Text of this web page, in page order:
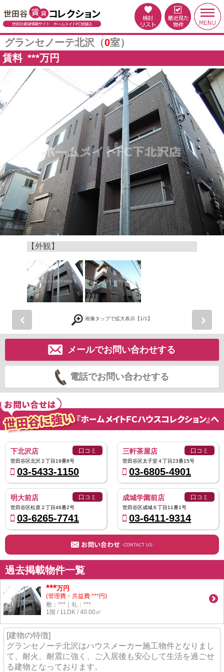
グランセノーテ北沢（0室）
賃料 ***万円
【外観】
画像タップで拡大表示【1/1】
メールでお問い合わせする
電話でお問い合わせする
下北沢店
世田谷区北沢２丁目19番8号
口コミ
03-5433-1150
三軒茶屋店
世田谷区太子堂４丁目23番15号
口コミ
03-6805-4901
明大前店
世田谷区松原２丁目46番2号
口コミ
03-6265-7741
成城学園前店
世田谷区成城６丁目11番1号
口コミ
03-6411-9314
過去掲載物件一覧
***万円
(管理費・共益費 ***円)
敷：***｜礼：***
1階 / 1LDK / 40.00㎡
[建物の特徴]
グランセノーテ北沢はハウスメーカー施工物件となりまし
て、耐火、耐震に強く、ご入居後も安心して生活を過ごせ
る建物となっております。